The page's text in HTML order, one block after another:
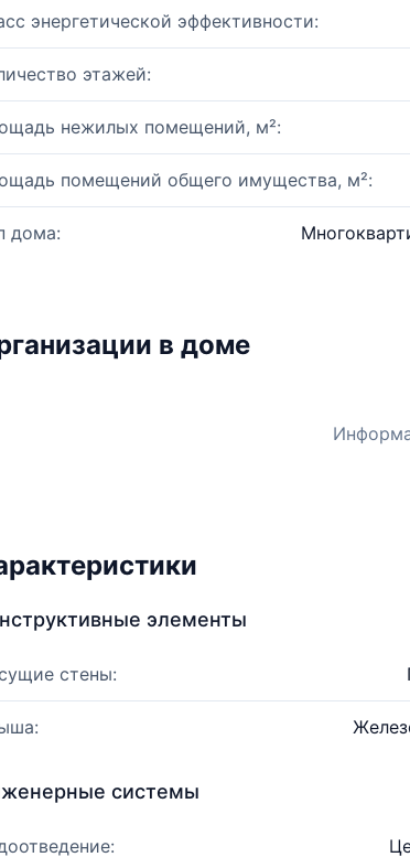
энергетической эффективности:
этажей:
нежилых помещений, м²:
помещений общего имущества, м²:
дома:
в доме
элементы
стены:
системы